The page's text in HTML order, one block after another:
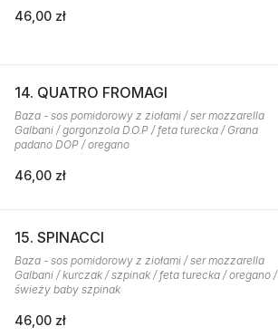
46,00 zł
14. QUATRO FROMAGI
Baza - sos pomidorowy z ziołami / ser mozzarella
Galbani / gorgonzola D.O.P / feta turecka / Grana
padano DOP / oregano
46,00 zł
15. SPINACCI
Baza - sos pomidorowy z ziołami / ser mozzarella
Galbani / kurczak / szpinak / feta turecka / oregano /
świeży baby szpinak
46,00 zł